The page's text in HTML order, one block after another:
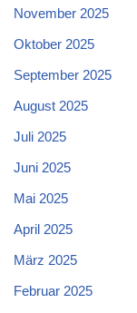
November 2025
Oktober 2025
September 2025
August 2025
Juli 2025
Juni 2025
Mai 2025
April 2025
März 2025
Februar 2025